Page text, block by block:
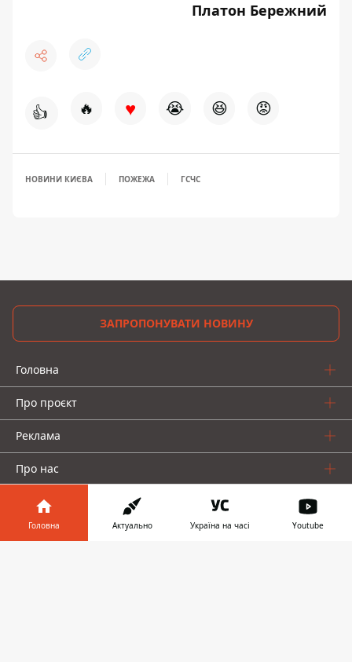
Платон Бережний
👍 🔥 ♥ 😭 😆 😡
НОВИНИ КИЄВА ПОЖЕЖА ГСЧС
ЗАПРОПОНУВАТИ НОВИНУ
Головна
Про проєкт
Реклама
Про нас
Головна Актуально Україна на часі Youtube